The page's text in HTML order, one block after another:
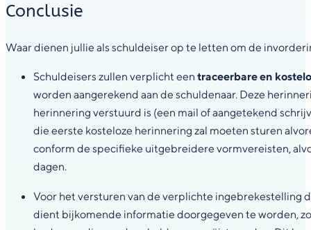
Conclusie
Waar dienen jullie als schuldeiser op te letten om de
Schuldeisers zullen verplicht een traceerbare en
worden aangerekend aan de schuldenaar. Deze
herinnering verstuurd is (een mail of aangetekend
die eerste kosteloze herinnering zal moeten sturen
conform de specifieke uitgebreidere vormvereisten,
dagen.
Voor het versturen van de verplichte ingebrekestelling
dient bijkomende informatie doorgegeven te worden,